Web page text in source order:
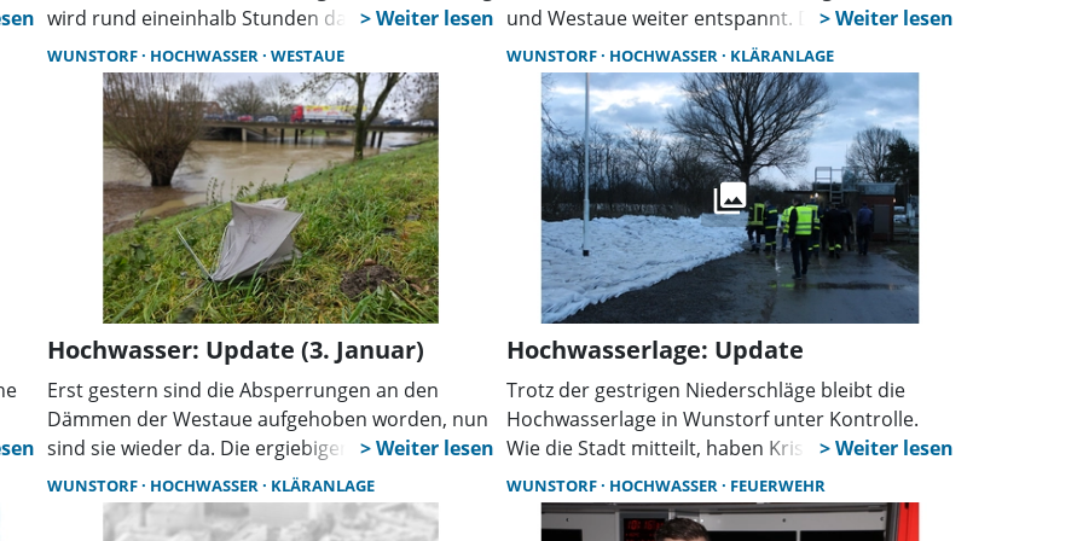
wird rund eineinhalb Stunden dauern. Ein
Anmeldung ist erforderlich.
und Westaue weiter entspannt. Der Krisenstab
wird nächsten Montag vermutlich zum letzten
Mal zusammenkommen, wie der Bürgermeister
sagt.
WUNSTORF HOCHWASSER WESTAUE
Hochwasser: Update (3. Januar)
Erst gestern sind die Absperrungen an den
Dämmen der Westaue aufgehoben worden, nun
sind sie wieder da. Die ergiebigen Regenfälle
haben den Pegel der Westaue wieder ansteigen
lassen. Es gilt Meldestufe 2. Aus
Sicherheitsgründen müssen die Deichbereiche
WUNSTORF HOCHWASSER KLÄRANLAGE
Hochwasserlage: Update
Trotz der gestrigen Niederschläge bleibt die
Hochwasserlage in Wunstorf unter Kontrolle.
Wie die Stadt mitteilt, haben Krisenstab und ein
Deichexperte des THW heute Vormittag erneut
den Wall auf der Kläranlage begutachtet.
WUNSTORF HOCHWASSER KLÄRANLAGE WUNSTORF HOCHWASSER FEUERWEHR